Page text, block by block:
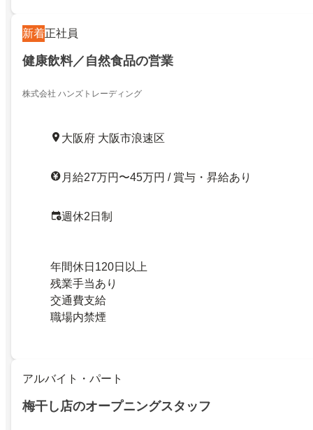
新着正社員
健康飲料／自然食品の営業
株式会社 ハンズトレーディング
大阪府 大阪市浪速区
月給27万円〜45万円 / 賞与・昇給あり
週休2日制
年間休日120日以上
残業手当あり
交通費支給
職場内禁煙
アルバイト・パート
梅干し店のオープニングスタッフ